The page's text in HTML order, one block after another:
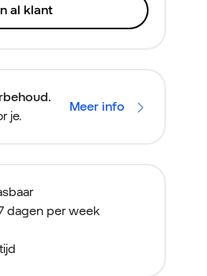
al klant
je.
Meer info
dagen per week